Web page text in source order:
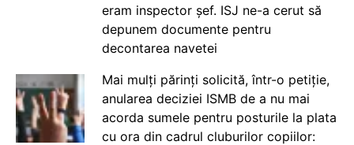
eram inspector șef. ISJ ne-a cerut să
depunem documente pentru
decontarea navetei
Mai mulți părinți solicită, într-o petiție,
anularea deciziei ISMB de a nu mai
acorda sumele pentru posturile la plata
cu ora din cadrul cluburilor copiilor: